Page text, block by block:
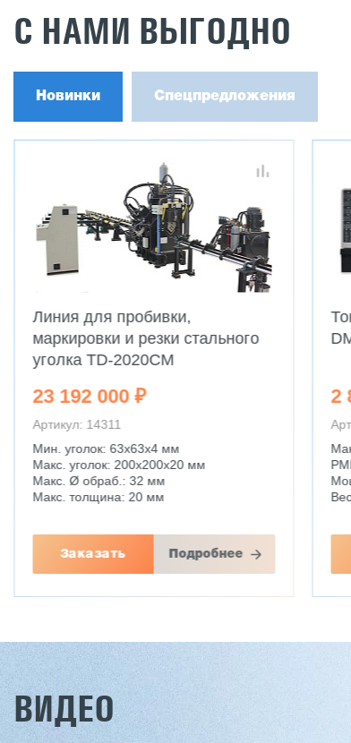
С НАМИ ВЫГОДНО
Новинки Спецпредложения
Линия для пробивки,
маркировки и резки стального
уголка TD-2020CM
23 192 000 ₽
Артикул: 14311
Мин. уголок: 63x63x4 мм
Макс. уголок: 200x200x20 мм
Макс. Ø обраб.: 32 мм
Макс. толщина: 20 мм
Заказать Подробнее
2
ВИДЕО